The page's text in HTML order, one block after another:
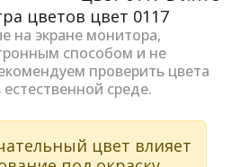
на экране монитора,
способом и не
проверить цвета
среде.
цвет влияет